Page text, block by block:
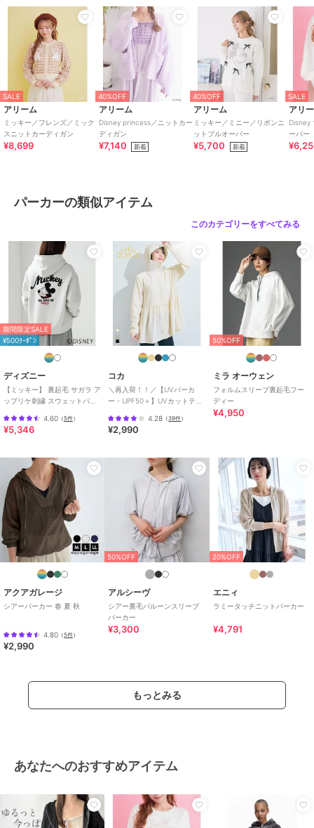
ブランド アリーム
ショップ アリーム
商品カテゴリ トップス ／ パーカー
性別タイプ
レディース
トップス
カラー
ライトブラウン、オフホワイト、
ライトグレー
商品のお取り扱い方法
SALE
アリーム
ミッキー／フレンズ／ミック
スニットカーディガン
¥8,699
40%OFF
アリーム
Disney princess／ニットカー
ディガン
¥7,140 新着
40%OFF
アリーム
ミッキー／ミニー／リボンニ
ットプルオーバー
¥5,700 新着
SALE
アリ
Disney
ーバー
パーカーの類似アイテム
このカテゴリーをすべてみる
期間限定SALE
¥500ｸｰﾎﾟﾝ
ディズニー
【ミッキー】 裏起毛 サガラ ア
ップリケ刺繍 スウェットパー
4.60 （5件）
¥5,346
コカ
＼再入荷！！／【UVパーカ
ー・UPF50＋】UVカットティ
4.28 （39件）
¥2,990
50%OFF
ミラ オーウェン
フォルムスリーブ裏起毛フー
ディー
¥4,950
アクアガレージ
シアーパーカー 春 夏 秋
4.80 （5件）
¥2,990
50%OFF
アルシーヴ
シアー裏毛バルーンスリーブ
パーカー
¥3,300
20%OFF
エニィ
ラミータッチニットパーカー
¥4,791
もっとみる
あなたへのおすすめアイテム